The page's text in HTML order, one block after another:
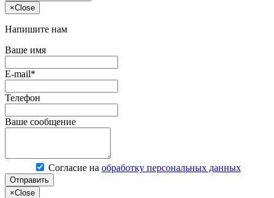
×Close
Напишите нам
Ваше имя
E-mail*
Телефон
Ваше сообщение
Согласие на обработку персональных данных
Отправить
×Close